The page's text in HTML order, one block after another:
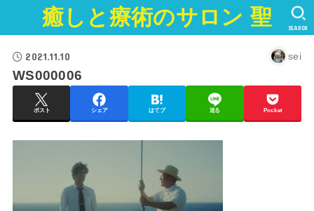
癒しと療術のサロン 聖 SEARCH
2021.11.10 sei
WS000006
ポスト シェア はてブ 送る Pocket